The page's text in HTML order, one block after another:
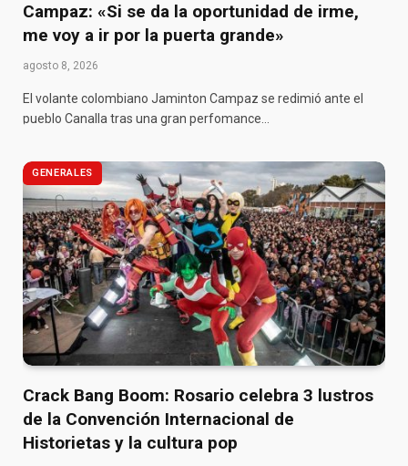
Campaz: «Si se da la oportunidad de irme,
me voy a ir por la puerta grande»
agosto 8, 2026
El volante colombiano Jaminton Campaz se redimió ante el
pueblo Canalla tras una gran perfomance…
GENERALES
Crack Bang Boom: Rosario celebra 3 lustros
de la Convención Internacional de
Historietas y la cultura pop